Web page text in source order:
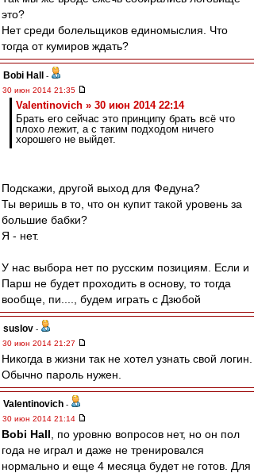
это?
Нет среди болельщиков единомыслия. Что
тогда от кумиров ждать?
Bobi Hall
-
30 июн 2014 21:35
Valentinovich » 30 июн 2014 22:14
Брать его сейчас это принципу брать всё что
плохо лежит, а с таким подходом ничего
хорошего не выйдет.
Подскажи, другой выход для Федуна?
Ты веришь в то, что он купит такой уровень за
большие бабки?
Я - нет.
У нас выбора нет по русским позициям. Если и
Парш не будет проходить в основу, то тогда
вообще, пи...., будем играть с Дзюбой
suslov -
30 июн 2014 21:27
Никогда в жизни так не хотел узнать свой логин.
Обычно пароль нужен.
Valentinovich -
30 июн 2014 21:14
Bobi Hall , по уровню вопросов нет, но он пол
года не играл и даже не тренировался
нормально и еще 4 месяца будет не готов. Для